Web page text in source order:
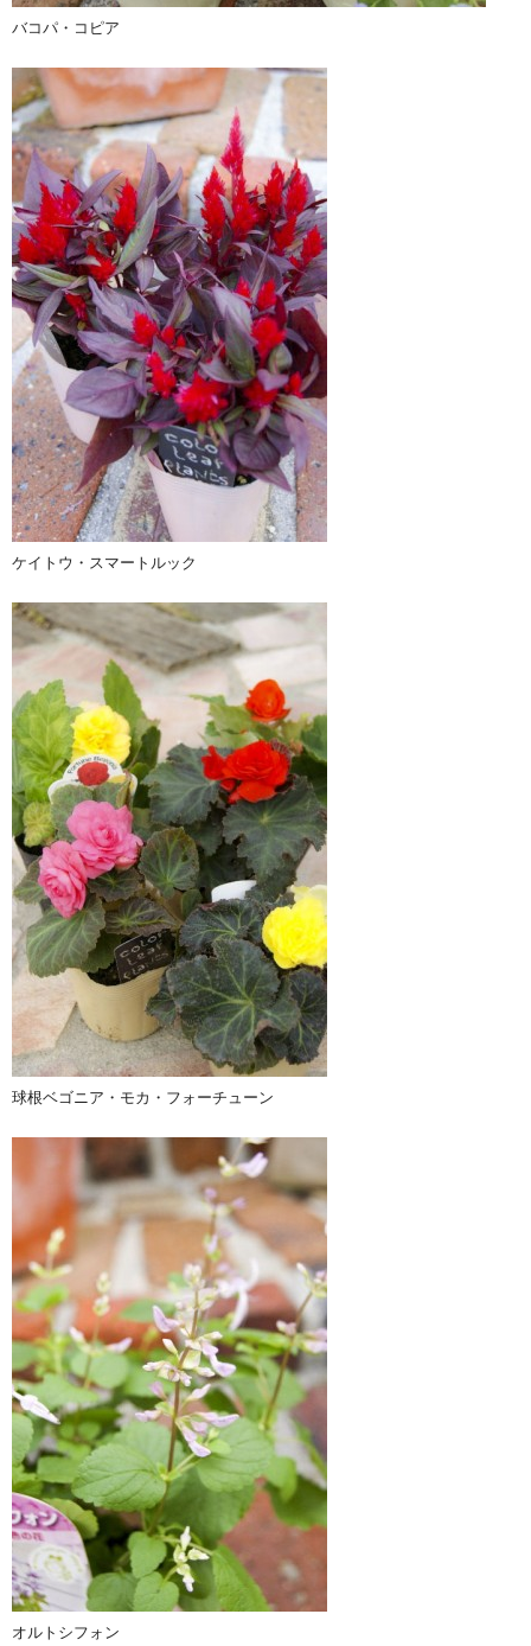
バコパ・コピア
ケイトウ・スマートルック
球根ベゴニア・モカ・フォーチューン
オルトシフォン